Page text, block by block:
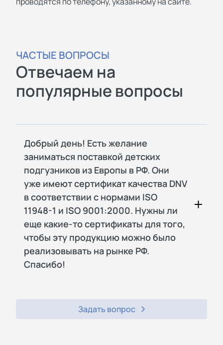
ЧАСТЫЕ ВОПРОСЫ
Отвечаем на
популярные вопросы
Добрый день! Есть желание
заниматься поставкой детских
подгузников из Европы в РФ. Они
уже имеют сертификат качества DNV
в соответствии с нормами ISO
11948-1 и ISO 9001:2000. Нужны ли
еще какие-то сертификаты для того,
чтобы эту продукцию можно было
реализовывать на рынке РФ.
Спасибо!
Задать вопрос